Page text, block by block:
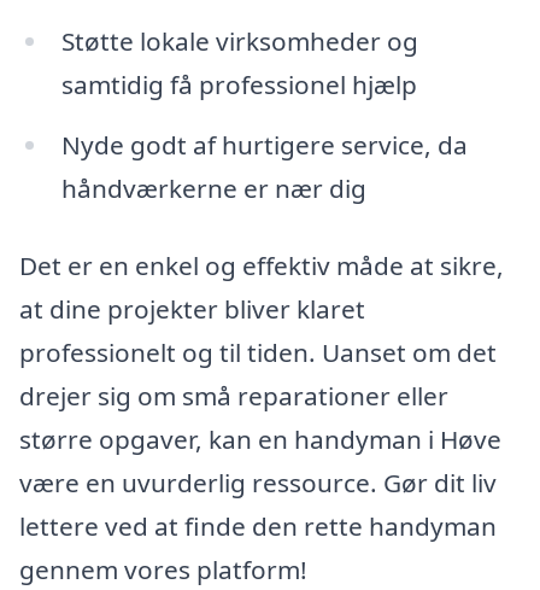
Støtte lokale virksomheder og
samtidig få professionel hjælp
Nyde godt af hurtigere service, da
håndværkerne er nær dig
Det er en enkel og effektiv måde at sikre,
at dine projekter bliver klaret
professionelt og til tiden. Uanset om det
drejer sig om små reparationer eller
større opgaver, kan en handyman i Høve
være en uvurderlig ressource. Gør dit liv
lettere ved at finde den rette handyman
gennem vores platform!